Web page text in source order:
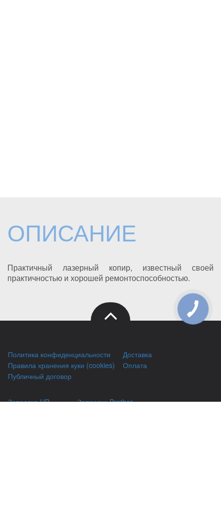
ОПИСАНИЕ
Практичный лазерный копир, известный своей
практичностью и хорошей ремонтоспособностью.
Политика конфиденциальности
Правила хранения куки (cookies)
Публичный договор
Доставка
Оплата
Заправка HP
Заправка Brother
КНОПКА
ЗВ'ЯЗКУ